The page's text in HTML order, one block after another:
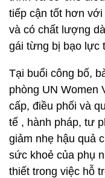
tiếp cận tốt hơn với
và có chất lượng
gái từng bị bạo lực
Tại buổi công bố,
phòng UN Women
cấp, điều phối và
tế , hành pháp, tư
giảm nhẹ hậu quả
sức khoẻ của phụ
thiết trong việc hỗ